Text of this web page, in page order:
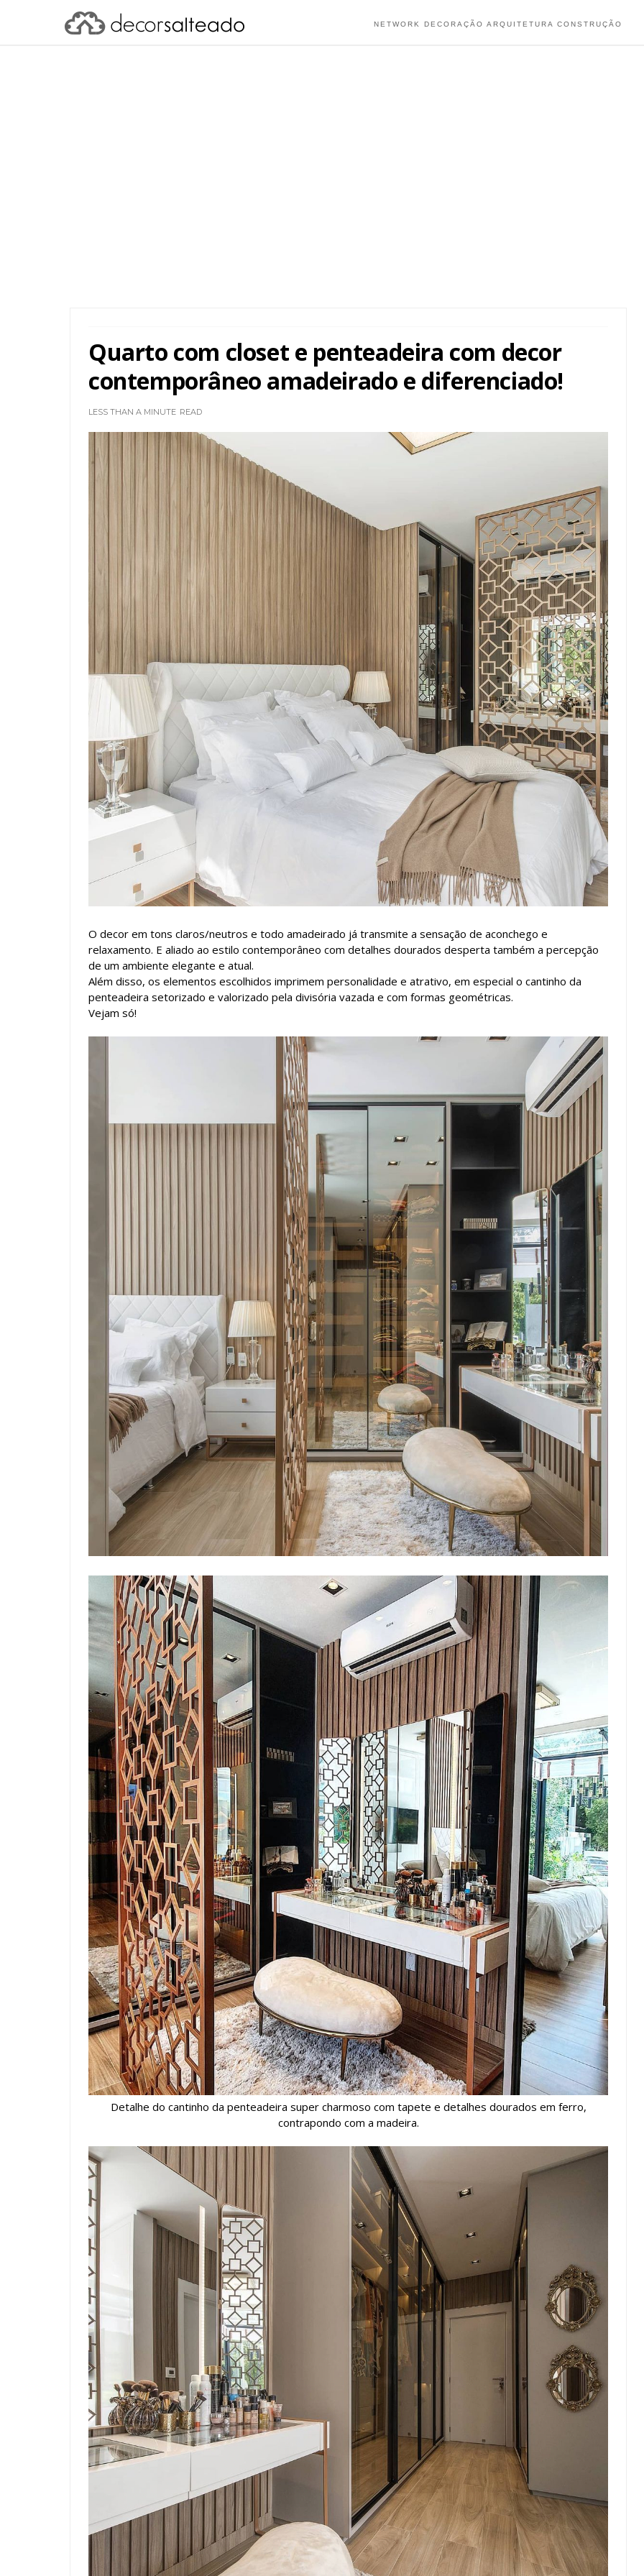
NETWORK DECORAÇÃO ARQUITETURA CONSTRUÇÃO
Quarto com closet e penteadeira com decor
contemporâneo amadeirado e diferenciado!
LESS THAN A MINUTE READ
O decor em tons claros/neutros e todo amadeirado já transmite a sensação de aconchego e
relaxamento. E aliado ao estilo contemporâneo com detalhes dourados desperta também a percepção
de um ambiente elegante e atual.
Além disso, os elementos escolhidos imprimem personalidade e atrativo, em especial o cantinho da
penteadeira setorizado e valorizado pela divisória vazada e com formas geométricas.
Vejam só!
Detalhe do cantinho da penteadeira super charmoso com tapete e detalhes dourados em ferro,
contrapondo com a madeira.